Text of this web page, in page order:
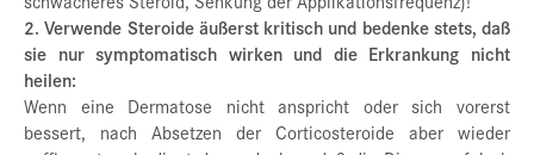
2. Verwende Steroide äußerst kritisch und bedenke stets, daß
sie nur symptomatisch wirken und die Erkrankung nicht
heilen:
Wenn eine Dermatose nicht anspricht oder sich vorerst
bessert, nach Absetzen der Corticosteroide aber wieder